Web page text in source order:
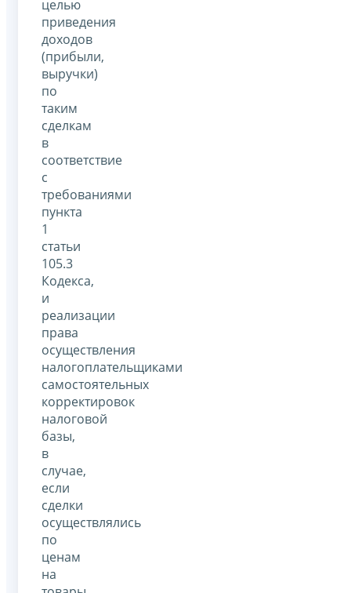
целью
приведения
доходов
(прибыли,
выручки)
по
таким
сделкам
в
соответствие
с
требованиями
пункта
1
статьи
105.3
Кодекса,
и
реализации
права
осуществления
налогоплательщиками
самостоятельных
корректировок
налоговой
базы,
в
случае,
если
сделки
осуществлялись
по
ценам
на